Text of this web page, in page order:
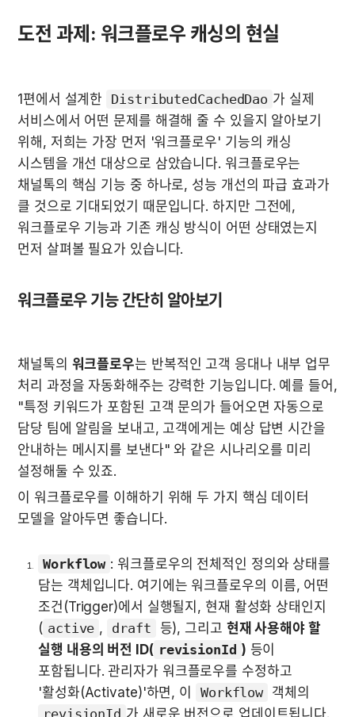
도전 과제: 워크플로우 캐싱의 현실
1편에서 설계한 DistributedCachedDao 가 실제
서비스에서 어떤 문제를 해결해 줄 수 있을지 알아보기
위해, 저희는 가장 먼저 '워크플로우' 기능의 캐싱
시스템을 개선 대상으로 삼았습니다. 워크플로우는
채널톡의 핵심 기능 중 하나로, 성능 개선의 파급 효과가
클 것으로 기대되었기 때문입니다. 하지만 그전에,
워크플로우 기능과 기존 캐싱 방식이 어떤 상태였는지
먼저 살펴볼 필요가 있습니다.
워크플로우 기능 간단히 알아보기
채널톡의 워크플로우는 반복적인 고객 응대나 내부 업무
처리 과정을 자동화해주는 강력한 기능입니다. 예를 들어,
"특정 키워드가 포함된 고객 문의가 들어오면 자동으로
담당 팀에 알림을 보내고, 고객에게는 예상 답변 시간을
안내하는 메시지를 보낸다" 와 같은 시나리오를 미리
설정해둘 수 있죠.
이 워크플로우를 이해하기 위해 두 가지 핵심 데이터
모델을 알아두면 좋습니다.
Workflow : 워크플로우의 전체적인 정의와 상태를
담는 객체입니다. 여기에는 워크플로우의 이름, 어떤
조건(Trigger)에서 실행될지, 현재 활성화 상태인지
( active , draft 등), 그리고 현재 사용해야 할
실행 내용의 버전 ID( revisionId ) 등이
포함됩니다. 관리자가 워크플로우를 수정하고
'활성화(Activate)'하면, 이
Workflow
revisionId 가 새로운 버전으로 업데이트됩니다.